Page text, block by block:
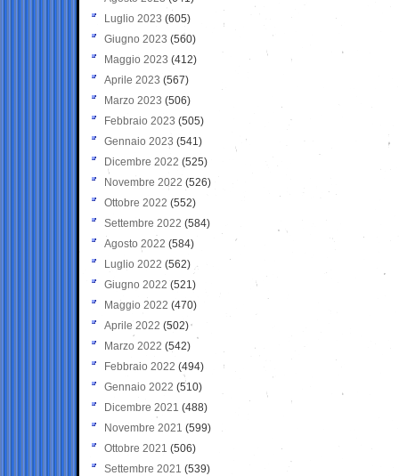
Luglio 2023 (605)
Giugno 2023 (560)
Maggio 2023 (412)
Aprile 2023 (567)
Marzo 2023 (506)
Febbraio 2023 (505)
Gennaio 2023 (541)
Dicembre 2022 (525)
Novembre 2022 (526)
Ottobre 2022 (552)
Settembre 2022 (584)
Agosto 2022 (584)
Luglio 2022 (562)
Giugno 2022 (521)
Maggio 2022 (470)
Aprile 2022 (502)
Marzo 2022 (542)
Febbraio 2022 (494)
Gennaio 2022 (510)
Dicembre 2021 (488)
Novembre 2021 (599)
Ottobre 2021 (506)
Settembre 2021 (539)